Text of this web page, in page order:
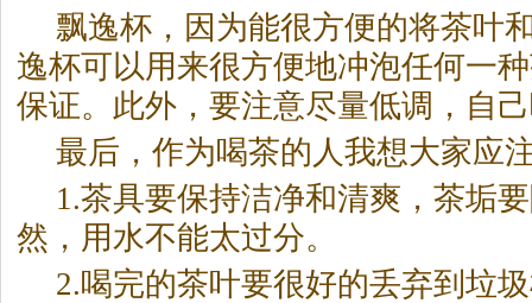
飘逸杯，因为能很方便的将茶叶
逸杯可以用来很方便地冲泡任何一
保证。此外，要注意尽量低调，自
最后，作为喝茶的人我想大家应
1.茶具要保持洁净和清爽，茶垢
然，用水不能太过分。
2.喝完的茶叶要很好的丢弃到垃